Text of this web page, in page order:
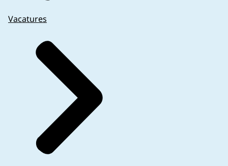
Vacatures